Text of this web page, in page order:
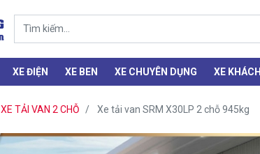
XE ĐIỆN XE BEN XE CHUYÊN DỤNG XE KHÁCH
XE TẢI VAN 2 CHỖ Xe tải van SRM X30LP 2 chỗ 945kg